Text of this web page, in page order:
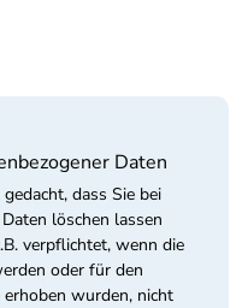
Daten
dass Sie bei
löschen lassen
verpflichtet, wenn die
oder für den
wurden, nicht